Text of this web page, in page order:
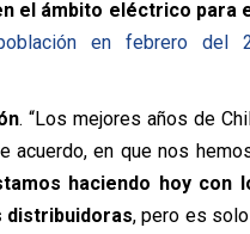
el ámbito eléctrico para
en febrero del
. “Los mejores años de
acuerdo, en que nos
haciendo hoy con
distribuidoras, pero es